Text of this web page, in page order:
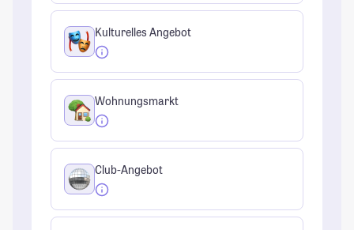
Kulturelles Angebot
Wohnungsmarkt
Club-Angebot